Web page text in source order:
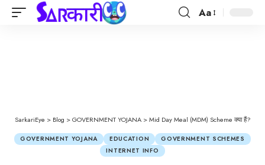
Aa
SarkariEye > Blog >GOVERNMENT YOJANA>Mid Day Meal (MDM) Scheme क्या हैं?
GOVERNMENT YOJANA EDUCATION
GOVERNMENT SCHEMES
INTERNET INFO